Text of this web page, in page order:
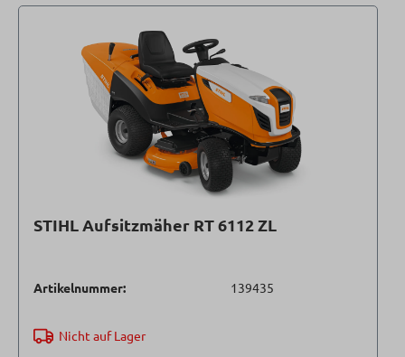
STIHL Aufsitzmäher RT 6112 ZL
Artikelnummer: 139435
Nicht auf Lager